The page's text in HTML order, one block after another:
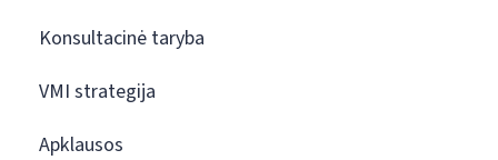
Konsultacinė taryba
VMI strategija
Apklausos